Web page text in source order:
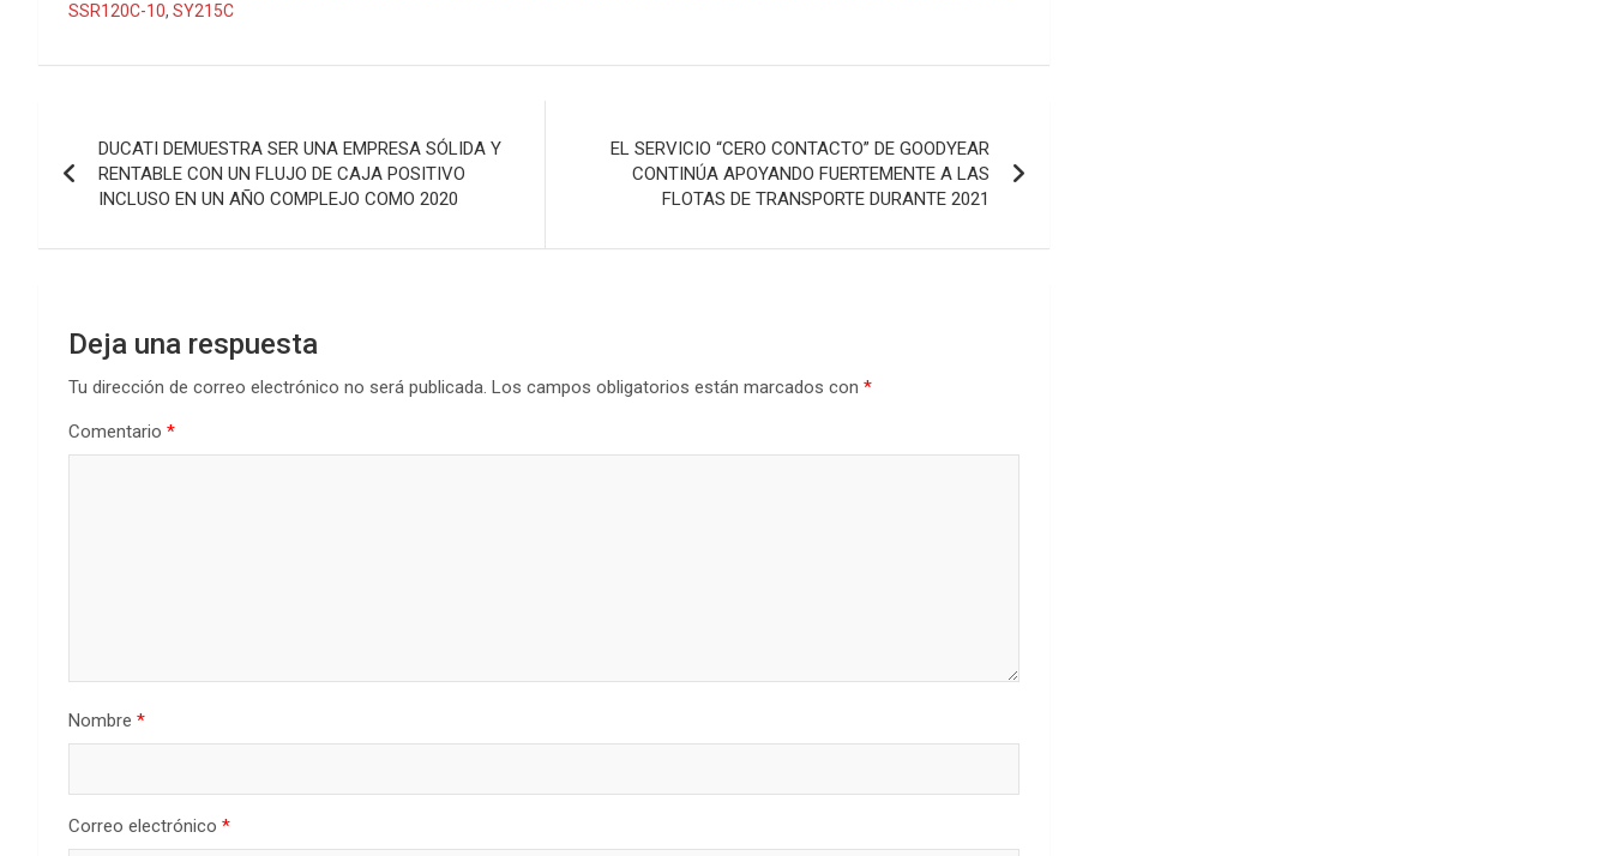
SSR120C-10, SY215C
de
DUCATI DEMUESTRA SER UNA EMPRESA SÓLIDA Y
RENTABLE CON UN FLUJO DE CAJA POSITIVO
INCLUSO EN UN AÑO COMPLEJO COMO 2020
EL SERVICIO “CERO CONTACTO” DE GOODYEAR
CONTINÚA APOYANDO FUERTEMENTE A LAS
FLOTAS DE TRANSPORTE DURANTE 2021
Deja una respuesta
Tu dirección de correo electrónico no será publicada. Los campos obligatorios están marcados con *
Comentario *
Nombre *
Correo electrónico *